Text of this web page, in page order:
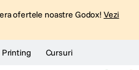
ofertele noastre Godox! Vezi
Printing Cursuri